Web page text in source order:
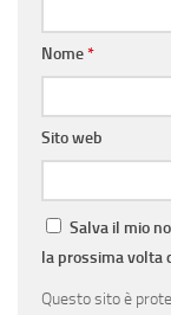
Nome*
Sito web
Salva il mio
la prossima volta
Questo sito è